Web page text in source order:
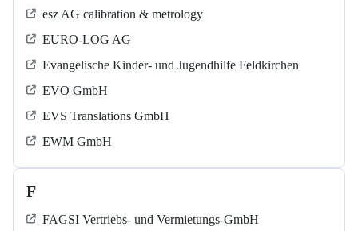
esz AG calibration & metrology
EURO-LOG AG
Evangelische Kinder- und Jugendhilfe Feldkirchen
EVO GmbH
EVS Translations GmbH
EWM GmbH
F
FAGSI Vertriebs- und Vermietungs-GmbH